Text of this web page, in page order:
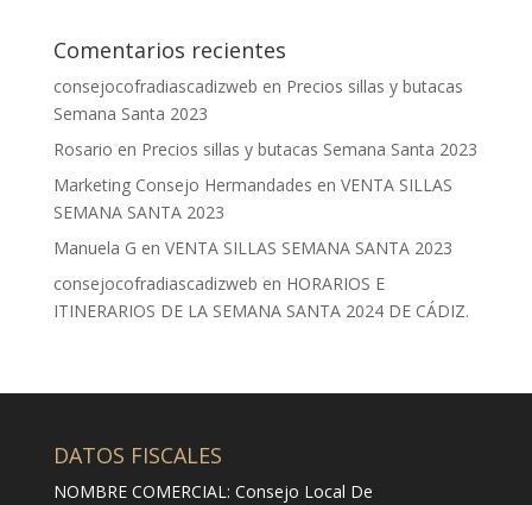
Comentarios recientes
consejocofradiascadizweb en Precios sillas y butacas
Semana Santa 2023
Rosario en Precios sillas y butacas Semana Santa 2023
Marketing Consejo Hermandades en VENTA SILLAS
SEMANA SANTA 2023
Manuela G en VENTA SILLAS SEMANA SANTA 2023
consejocofradiascadizweb en HORARIOS E
ITINERARIOS DE LA SEMANA SANTA 2024 DE CÁDIZ.
DATOS FISCALES
NOMBRE COMERCIAL: Consejo Local De